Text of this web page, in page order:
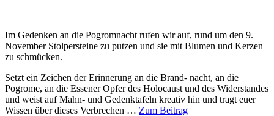
Im Gedenken an die Pogromnacht rufen wir auf, rund um den 9.
November Stolpersteine zu putzen und sie mit Blumen und Kerzen
zu schmücken.
Setzt ein Zeichen der Erinnerung an die Brand- nacht, an die
Pogrome, an die Essener Opfer des Holocaust und des Widerstandes
und weist auf Mahn- und Gedenktafeln kreativ hin und tragt euer
Wissen über dieses Verbrechen … Zum Beitrag